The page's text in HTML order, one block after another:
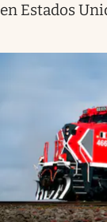
en Estados